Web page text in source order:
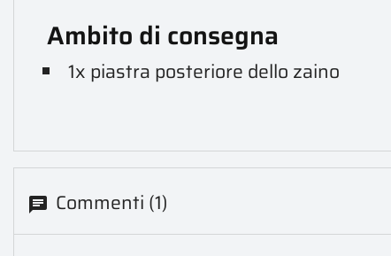
Ambito di consegna
1x piastra posteriore dello zaino
Commenti (1)